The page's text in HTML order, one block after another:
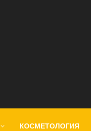
КОСМЕТОЛОГИЯ